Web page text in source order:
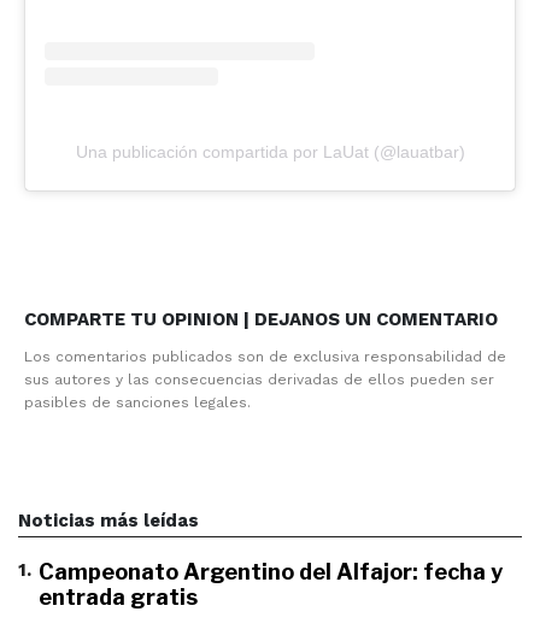
Una publicación compartida por LaUat (@lauatbar)
COMPARTE TU OPINION | DEJANOS UN COMENTARIO
Los comentarios publicados son de exclusiva responsabilidad de
sus autores y las consecuencias derivadas de ellos pueden ser
pasibles de sanciones legales.
Noticias más leídas
1. Campeonato Argentino del Alfajor: fecha y
entrada gratis